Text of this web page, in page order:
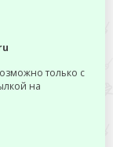
только с
на